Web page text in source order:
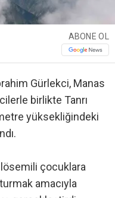
ABONE OL
Gürlekci, Manas
birlikte Tanrı
yüksekliğindeki
lösemili çocuklara
amacıyla